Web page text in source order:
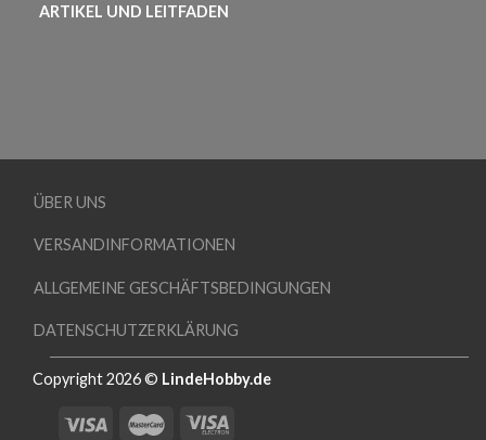
ARTIKEL UND LEITFADEN
ÜBER UNS
VERSANDINFORMATIONEN
ALLGEMEINE GESCHÄFTSBEDINGUNGEN
DATENSCHUTZERKLÄRUNG
Copyright 2026 © LindeHobby.de